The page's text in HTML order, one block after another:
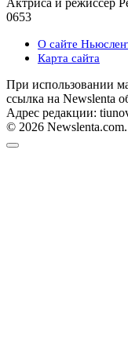
0653
О сайте
Карта сайта
При использовании
ссылка на Newslenta
Адрес редакции:
© 2026